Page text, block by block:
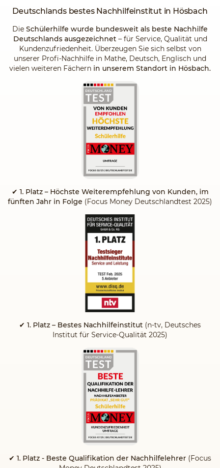
Deutschlands bestes Nachhilfeinstitut in Hösbach
Die Schülerhilfe wurde bundesweit als beste Nachhilfe
Deutschlands ausgezeichnet– für Service, Qualität und
Kundenzufriedenheit. Überzeugen Sie sich selbst von
unserer Profi-Nachhilfe in Mathe, Deutsch, Englisch und
vielen weiteren Fächern in unserem Standort in Hösbach.
✔ 1. Platz – Höchste Weiterempfehlung von Kunden, im
fünften Jahr in Folge (Focus Money Deutschlandtest 2025)
✔ 1. Platz – Bestes Nachhilfeinstitut (n-tv, Deutsches
Institut für Service-Qualität 2025)
✔ 1. Platz - Beste Qualifikation der Nachhilfelehrer (Focus